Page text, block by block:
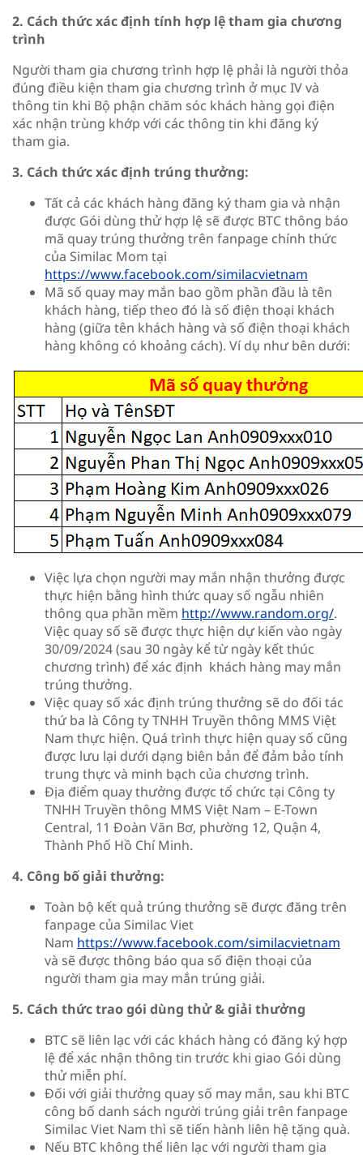
2. Cách thức xác định tính hợp lệ tham gia chương
trình
Người tham gia chương trình hợp lệ phải là người thỏa
đúng điều kiện tham gia chương trình ở mục IV và
thông tin khi Bộ phận chăm sóc khách hàng gọi điện
xác nhận trùng khớp với các thông tin khi đăng ký
tham gia.
3. Cách thức xác định trúng thưởng:
Tất cả các khách hàng đăng ký tham gia và nhận
được Gói dùng thử hợp lệ sẽ được BTC thông báo
mã quay trúng thưởng trên fanpage chính thức
của Similac Mom tại
https://www.facebook.com/similacvietnam
Mã số quay may mắn bao gồm phần đầu là tên
khách hàng, tiếp theo đó là số điện thoại khách
hàng (giữa tên khách hàng và số điện thoại khách
hàng không có khoảng cách). Ví dụ như bên dưới:
Việc lựa chọn người may mắn nhận thưởng được
thực hiện bằng hình thức quay số ngẫu nhiên
thông qua phần mềm http://www.random.org/.
Việc quay số sẽ được thực hiện dự kiến vào ngày
30/09/2024 (sau 30 ngày kể từ ngày kết thúc
chương trình) để xác định khách hàng may mắn
trúng thưởng.
Việc quay số xác định trúng thưởng sẽ do đối tác
thứ ba là Công ty TNHH Truyền thông MMS Việt
Nam thực hiện. Quá trình thực hiện quay số cũng
được lưu lại dưới dạng biên bản để đảm bảo tính
trung thực và minh bạch của chương trình.
Địa điểm quay thưởng được tổ chức tại Công ty
TNHH Truyền thông MMS Việt Nam – E-Town
Central, 11 Đoàn Văn Bơ, phường 12, Quận 4,
Thành Phố Hồ Chí Minh.
4. Công bố giải thưởng:
Toàn bộ kết quả trúng thưởng sẽ được đăng trên
fanpage của Similac Viet
Nam https://www.facebook.com/similacvietnam
và sẽ được thông báo qua số điện thoại của
người tham gia may mắn trúng giải.
5. Cách thức trao gói dùng thử & giải thưởng
BTC sẽ liên lạc với các khách hàng có đăng ký hợp
lệ để xác nhận thông tin trước khi giao Gói dùng
thử miễn phí.
Đối với giải thưởng quay số may mắn, sau khi BTC
công bố danh sách người trúng giải trên fanpage
Similac Viet Nam thì sẽ tiến hành liên hệ tặng quà.
Nếu BTC không thể liên lạc với người tham gia